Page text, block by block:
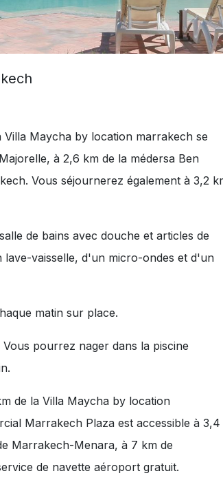
Maycha by location marrakech se
à 2,6 km de la médersa Ben
Vous séjournerez également à 3,2
de bains avec douche et articles de
lave-vaisselle, d'un micro-ondes et d'un
matin sur place.
pourrez nager dans la piscine
de la Villa Maycha by location
Marrakech Plaza est accessible à 3,4
Marrakech-Menara, à 7 km de
de navette aéroport gratuit.